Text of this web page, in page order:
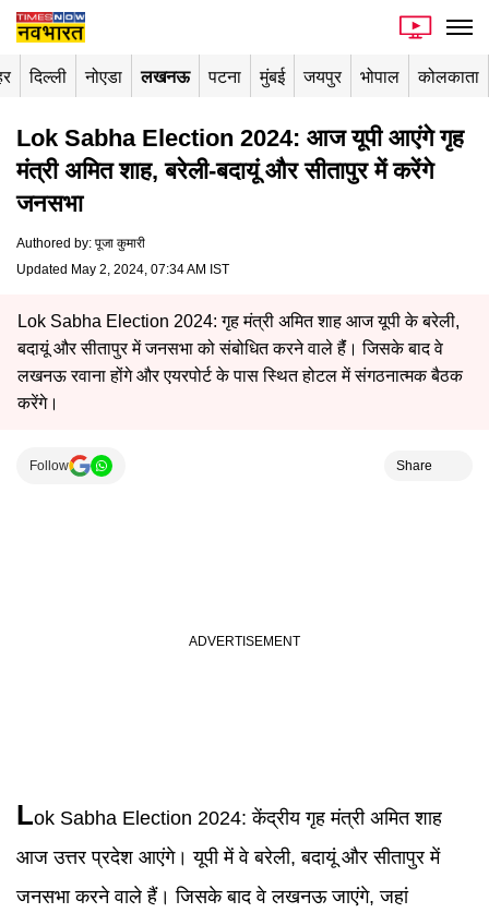
दिल्ली नोएडा लखनऊ पटना मुंबई जयपुर भोपाल कोलकाता
Lok Sabha Election 2024: आज यूपी आएंगे गृह
मंत्री अमित शाह, बरेली-बदायूं और सीतापुर में करेंगे
जनसभा
Authored by: पूजा कुमारी
Updated May 2, 2024, 07:34 AM IST
Lok Sabha Election 2024: गृह मंत्री अमित शाह आज यूपी के बरेली,
बदायूं और सीतापुर में जनसभा को संबोधित करने वाले हैंं। जिसके बाद वे
लखनऊ रवाना होंगे और एयरपोर्ट के पास स्थित होटल में संगठनात्मक बैठक
करेंगे।
Follow Share
Lok Sabha Election 2024: केंद्रीय गृह मंत्री अमित शाह
आज उत्तर प्रदेश आएंगे। यूपी में वे बरेली, बदायूं और सीतापुर में
जनसभा करने वाले हैं। जिसके बाद वे लखनऊ जाएंगे, जहां